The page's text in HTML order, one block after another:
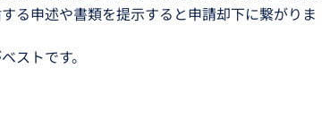
る申述や書類を提示すると申請却下に繋がりま
ストです。